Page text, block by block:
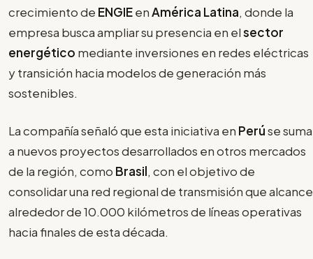
crecimiento de ENGIEenAmérica Latina, donde la
empresa busca ampliar su presencia en elsector
energético mediante inversiones en redes eléctricas
y transición hacia modelos de generación más
sostenibles.
La compañía señaló que esta iniciativa en Perúse suma
a nuevos proyectos desarrollados en otros mercados
de la región, como Brasil, con el objetivo de
consolidar una red regional de transmisión que alcance
alrededor de 10.000 kilómetros de líneas operativas
hacia finales de esta década.